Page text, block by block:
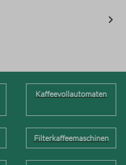
Kaffeevollautomaten
Filterkaffeemaschinen